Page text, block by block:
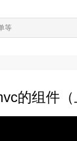
的组件（